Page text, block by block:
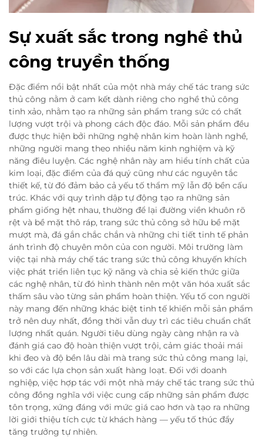
Sự xuất sắc trong nghề thủ
công truyền thống
Đặc điểm nổi bật nhất của một nhà máy chế tác trang sức
thủ công nằm ở cam kết dành riêng cho nghề thủ công
tinh xảo, nhằm tạo ra những sản phẩm trang sức có chất
lượng vượt trội và phong cách độc đáo. Mỗi sản phẩm đều
được thực hiện bởi những nghệ nhân kim hoàn lành nghề,
những người mang theo nhiều năm kinh nghiệm và kỹ
năng điêu luyện. Các nghệ nhân này am hiểu tính chất của
kim loại, đặc điểm của đá quý cũng như các nguyên tắc
thiết kế, từ đó đảm bảo cả yếu tố thẩm mỹ lẫn độ bền cấu
trúc. Khác với quy trình dập tự động tạo ra những sản
phẩm giống hệt nhau, thường để lại đường viền khuôn rõ
rệt và bề mặt thô ráp, trang sức thủ công sở hữu bề mặt
mượt mà, đá gắn chắc chắn và những chi tiết tinh tế phản
ánh trình độ chuyên môn của con người. Môi trường làm
việc tại nhà máy chế tác trang sức thủ công khuyến khích
việc phát triển liên tục kỹ năng và chia sẻ kiến thức giữa
các nghệ nhân, từ đó hình thành nên một văn hóa xuất sắc
thấm sâu vào từng sản phẩm hoàn thiện. Yếu tố con người
này mang đến những khác biệt tinh tế khiến mỗi sản phẩm
trở nên duy nhất, đồng thời vẫn duy trì các tiêu chuẩn chất
lượng nhất quán. Người tiêu dùng ngày càng nhận ra và
đánh giá cao độ hoàn thiện vượt trội, cảm giác thoải mái
khi đeo và độ bền lâu dài mà trang sức thủ công mang lại,
so với các lựa chọn sản xuất hàng loạt. Đối với doanh
nghiệp, việc hợp tác với một nhà máy chế tác trang sức thủ
công đồng nghĩa với việc cung cấp những sản phẩm được
tôn trọng, xứng đáng với mức giá cao hơn và tạo ra những
lời giới thiệu tích cực từ khách hàng — yếu tố thúc đẩy
tăng trưởng tự nhiên.